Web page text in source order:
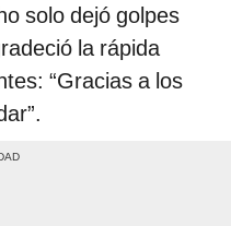
solo dejó golpes
la rápida
“Gracias a los